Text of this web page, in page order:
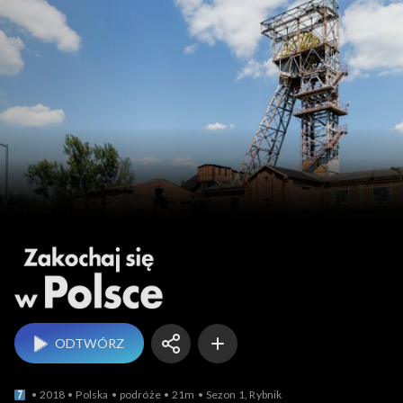
Zakochaj się w Polsce
ODTWÓRZ
2018 Polska podróże 21m Sezon 1, Rybnik